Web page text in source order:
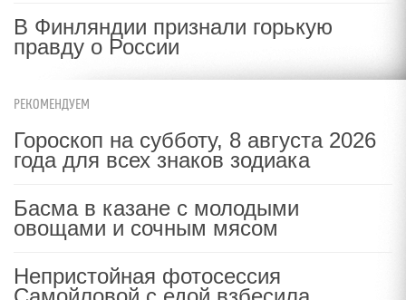
В Финляндии признали горькую
правду о России
РЕКОМЕНДУЕМ
Гороскоп на субботу, 8 августа 2026
года для всех знаков зодиака
Басма в казане с молодыми
овощами и сочным мясом
Непристойная фотосессия